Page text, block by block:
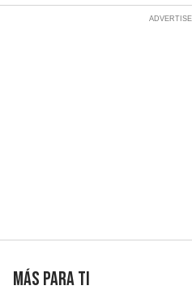
Más para ti